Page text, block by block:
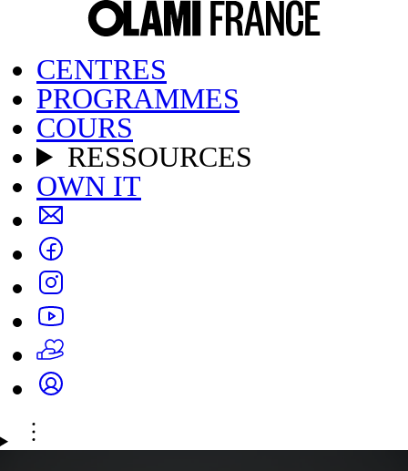
CENTRES
PROGRAMMES
COURS
RESSOURCES
OWN IT